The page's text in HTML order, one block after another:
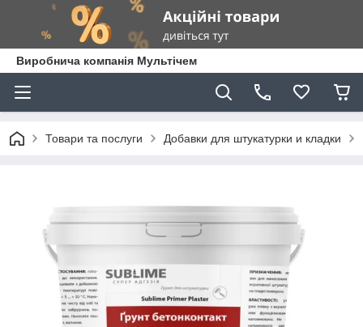
Виробнича компанія Мультічем
Товари та послуги Добавки для штукатурки и кладки